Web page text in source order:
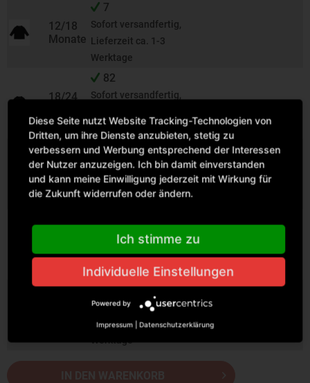
12/18
Monate
7
Sofort versandfertig,
Lieferzeit ca. 1-3
Werktage
18/24
82
Sofort versandfertig,
Werktage
24/36
Monate
60
Sofort versandfertig,
Lieferzeit ca. 1-3
Werktage
Jahre
Sofort versandfertig,
Lieferzeit ca. 1-3
Werktage
60
Sofort versandfertig,
Lieferzeit ca. 1-3
Diese Seite nutzt Website Tracking-Technologien von
Dritten, um ihre Dienste anzubieten, stetig zu
verbessern und Werbung entsprechend der Interessen
der Nutzer anzuzeigen. Ich bin damit einverstanden
und kann meine Einwilligung jederzeit mit Wirkung für
die Zukunft widerrufen oder ändern.
Ich stimme zu
Individuelle Einstellungen
Powered by
Impressum Datenschutzerklärung